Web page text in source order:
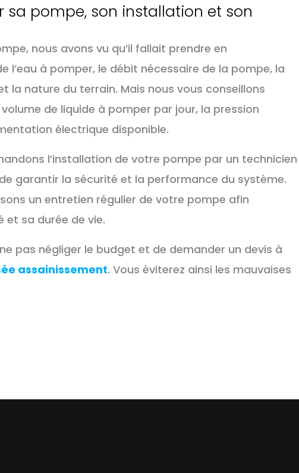
sa pompe, son installation et son
nous avons vu qu’il fallait prendre en
l’eau à pomper, le débit nécessaire de la pompe, la
la nature du terrain. Mais nous vous conseillons
de liquide à pomper par jour, la pression
électrique disponible.
l’installation de votre pompe par un technicien
garantir la sécurité et la performance du système.
un entretien régulier de votre pompe afin
et sa durée de vie.
pas négliger le budget et de demander un devis à
assainissement. Vous éviterez ainsi les mauvaises
| Composition, Impact et Traitement
des Canalisations | Conseils et Astuces